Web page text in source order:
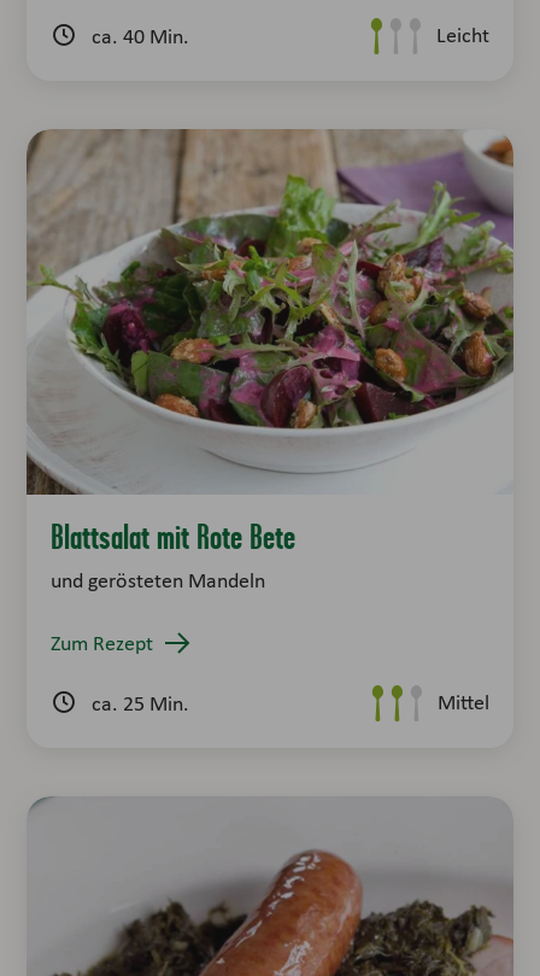
ca. 40 Min. Leicht
Blattsalat mit Rote Bete
und gerösteten Mandeln
Zum Rezept
ca. 25 Min. Mittel